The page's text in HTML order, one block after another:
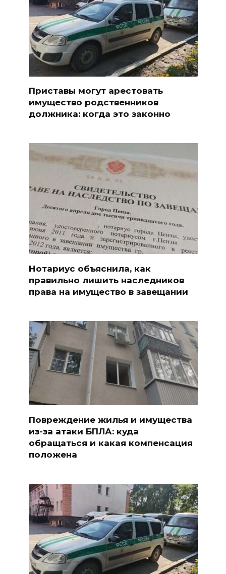
Приставы могут арестовать
имущество родственников
должника: когда это законно
Нотариус объяснила, как
правильно лишить наследников
права на имущество в завещании
Повреждение жилья и имущества
из-за атаки БПЛА: куда
обращаться и какая компенсация
положена